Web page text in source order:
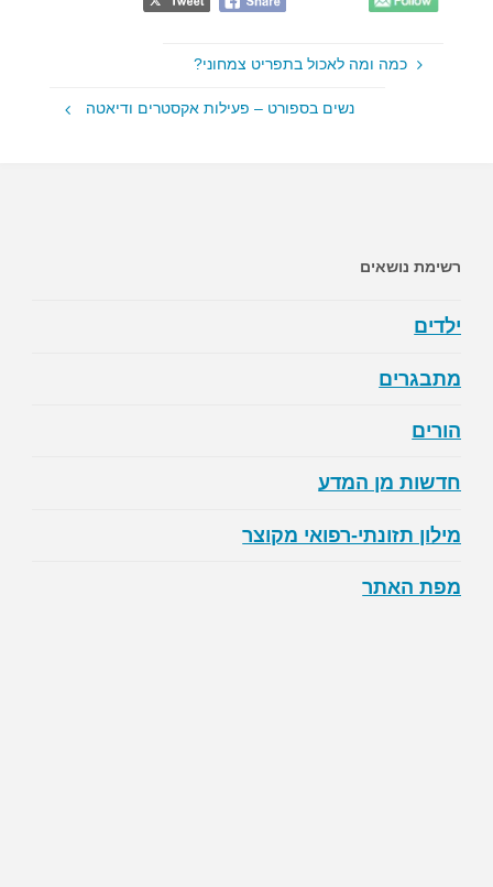
כמה ומה לאכול בתפריט צמחוני?
נשים בספורט – פעילות אקסטרים ודיאטה
רשימת נושאים
ילדים
מתבגרים
הורים
חדשות מן המדע
מילון תזונתי-רפואי מקוצר
מפת האתר